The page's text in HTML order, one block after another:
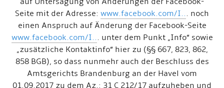
Seite mit der Adresse: www.facebook.com/I.. . noch
einen Anspruch auf Änderung der Facebook-Seite
www.facebook.com/I.. . unter dem Punkt „Info“ sowie
„zusätzliche Kontaktinfo“ hier zu (§§ 667, 823, 862,
858 BGB), so dass nunmehr auch der Beschluss des
Amtsgerichts Brandenburg an der Havel vom
01.09.2017 zu dem Az.: 31 C 212/17 aufzuheben und